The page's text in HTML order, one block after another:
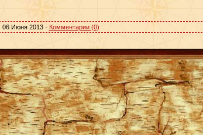
06 Июня 2013· Комментарии (0)